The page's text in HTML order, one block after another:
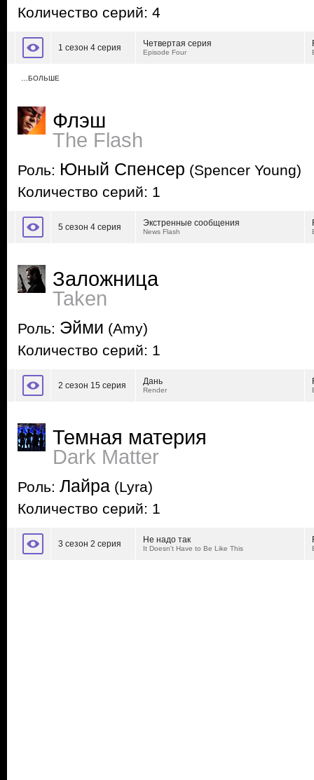
Количество серий: 4
1 сезон 4 серия Четвертая серия
Episode Four
…БОЛЬШЕ
Флэш
The Flash
Роль: Юный Спенсер (Spencer Young)
Количество серий: 1
5 сезон 4 серия Экстренные сообщения
News Flash
Заложница
Taken
Роль: Эйми (Amy)
Количество серий: 1
2 сезон 15 серия Дань
Render
Темная материя
Dark Matter
Роль: Лайра (Lyra)
Количество серий: 1
3 сезон 2 серия Не надо так
It Doesn't Have to Be Like This